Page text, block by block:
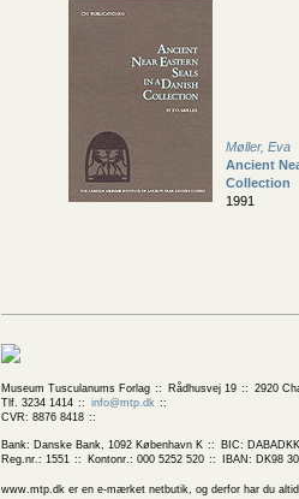
Møller, Eva
Ancient
Collection
1991
Museum Tusculanums Forlag Rådhusvej 19
2920
Tlf. 3234 1414
info@mtp.dk
CVR: 8876 8418
Bank: Danske Bank, 1092 København K
BIC:
Reg.nr.: 1551
Kontonr.: 000 5252 520 IBAN: DK98
www.mtp.dk er en e-mærket netbutik, og derfor har du